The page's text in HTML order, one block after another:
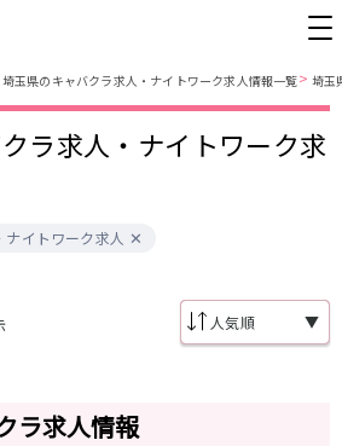
埼玉県のキャバクラ求人・ナイトワーク求人情報一覧> 埼玉
ラ求人・ナイトワーク求
イトワーク求人
▼
ラ求人情報
新橋
北千住
北千住駅
六本木駅